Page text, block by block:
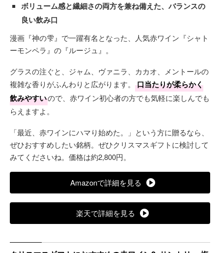
ボリューム感と繊細さの両方を兼ね備えた、バランスの
良い飲み口
漫画『神の雫』で一躍有名となった、人気赤ワイン『シャト
ーモンペラ』の『ルージュ』。
グラスの注ぐと、ジャム、ヴァニラ、カカオ、メントールの
複雑な香りがふんわりと広がります。
口当たりが柔らかく
飲みやすいので、赤ワイン初心者の方でも気軽に楽しんでも
らえますよ。
「最近、赤ワインにハマり始めた。」という方に贈るなら、
ぜひおすすめしたい銘柄。ぜひクリスマスギフトに検討して
みてくださいね。価格は約2,800円。
Amazonで詳細を見る
楽天で詳細を見る